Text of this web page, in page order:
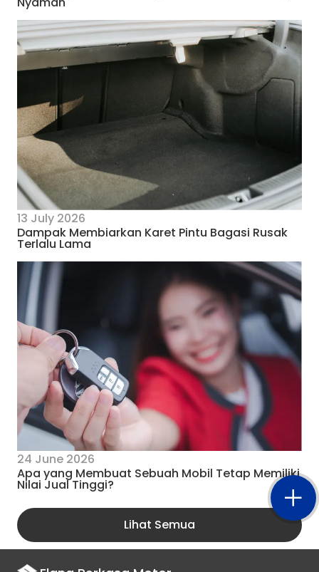
13 July 2026
Dampak Membiarkan Karet Pintu Bagasi Rusak
Terlalu Lama
24 June 2026
Apa yang Membuat Sebuah Mobil Tetap Memiliki
Nilai Jual Tinggi?
Lihat Semua